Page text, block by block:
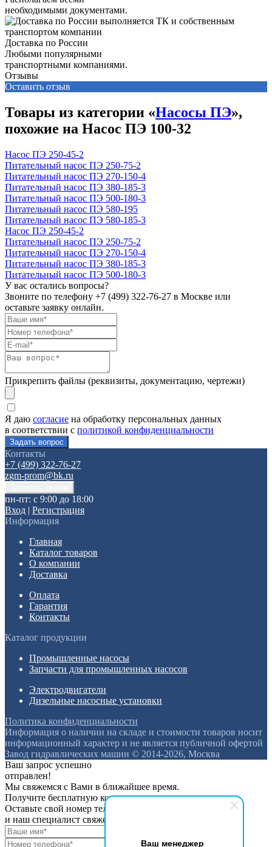
Ваш менеджер
необходимыми документами.
Доставка по России
Любыми популярными
транспортными компаниями.
Отзывы
Оставить отзыв
Товары из категории «Насосы ПЭ»,
похожие на Насос ПЭ 100-32
Насос ПЭ 250-45-2
Питательный насос ПЭ 250-75-2
Питательный насос ПЭ 270-150-4
Питательный насос ПЭ 380-185-3
Питательный насос ПЭ 500-180-3
Питательный насос ПЭ 580-195
Питательный насос ПЭ 580-185-3
Насос ПЭ 250-45-2
Питательный насос ПЭ 250-75-2
Питательный насос ПЭ 270-150-4
Питательный насос ПЭ 380-185-3
Питательный насос ПЭ 500-180-3
У вас остались вопросы?
Звоните по телефону +7 (499) 322-76-27 в Москве или
оставьте заявку онлайн.
Прикрепить файлы (реквизиты, документацию, чертежи)
Я даю согласие на обработку персональных данных
в соответствии с политикой конфиденциальности
Контакты
+7 (499) 322-76-27
zgm-prom@bk.ru
пн-пт: с 9:00 до 18:00
Вход | Регистрация
Информация
Главная
Каталог товаров
О компании
Доставка
Оплата
Гарантия
Контакты
Каталог продукции
Промышленные насосы
Запчасти для промышленных насосов
Электродвигатели
Дизельные насосные установки
Политика конфиденциальности
Информация о наличии на складе и стоимости товаров носит
информационный характер и не является публичной офертой
Завод гидравлических машин © 2014-2026, Москва
Ваш запрос успешно
отправлен!
Мы свяжемся с Вами в ближайшее время.
Получите бесплатную консультацию
Оставьте свой номер телефона
и наш специалист свяжется с вами